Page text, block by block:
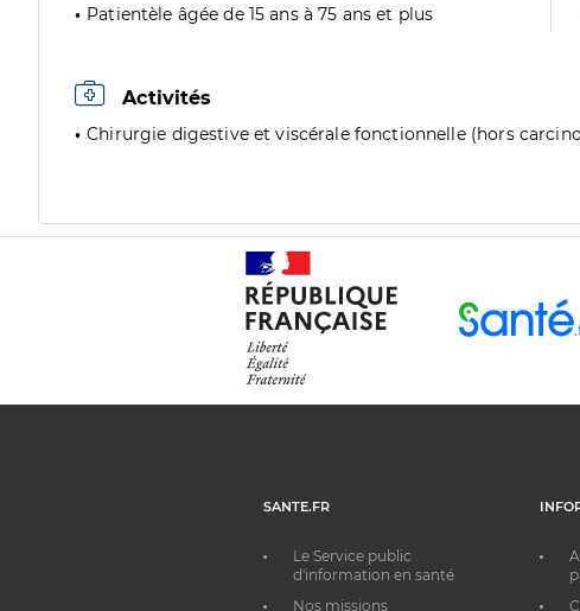
Patientèle âgée de 15 ans à 75 ans et plus
Activités
Chirurgie digestive et viscérale fonctionnelle (hors
SANTE.FR
Le Service public
d'information en santé
Nos missions